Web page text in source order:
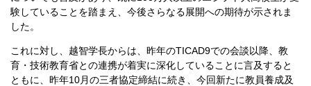
験していることを踏まえ、今後さらなる展開への期待が示されま
した。
これに対し、越智学長からは、昨年のTICAD9での会談以降、教
育・技術教育省との連携が着実に深化していることに言及すると
ともに、昨年10月の三者協定締結に続き、今回新たに教員養成及